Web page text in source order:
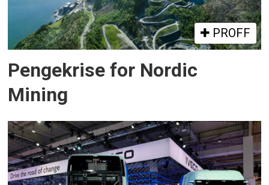
PROFF
Pengekrise for Nordic
Mining